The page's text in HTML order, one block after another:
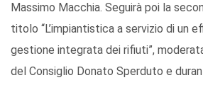
Massimo Macchia. Seguirà poi la
titolo “L’impiantistica a servizio di un
gestione integrata dei rifiuti”,
del Consiglio Donato Sperduto e